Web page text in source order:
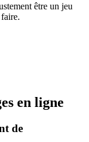
être un jeu
en ligne
de